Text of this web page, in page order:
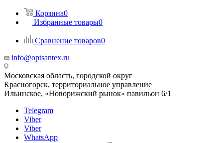
Корзина0
Избранные товары0
Сравнение товаров0
info@optsantex.ru
Московская область, городской округ
Красногорск, территориальное управление
Ильинское, «Новорижский рынок» павильон 6/1
Telegram
Viber
Viber
WhatsApp